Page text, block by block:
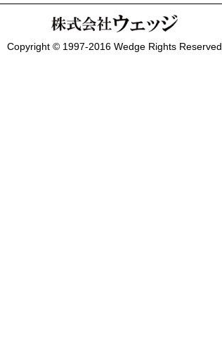
Copyright © 1997-2016 Wedge Rights Reserved